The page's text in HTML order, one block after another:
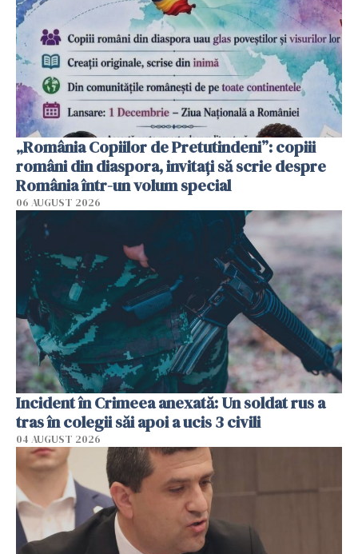
„România Copiilor de Pretutindeni”: copiii
români din diaspora, invitați să scrie despre
România într-un volum special
06 AUGUST 2026
Incident în Crimeea anexată: Un soldat rus a
tras în colegii săi apoi a ucis 3 civili
04 AUGUST 2026